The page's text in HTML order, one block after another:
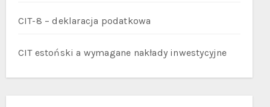
CIT-8 – deklaracja podatkowa
CIT estoński a wymagane nakłady inwestycyjne